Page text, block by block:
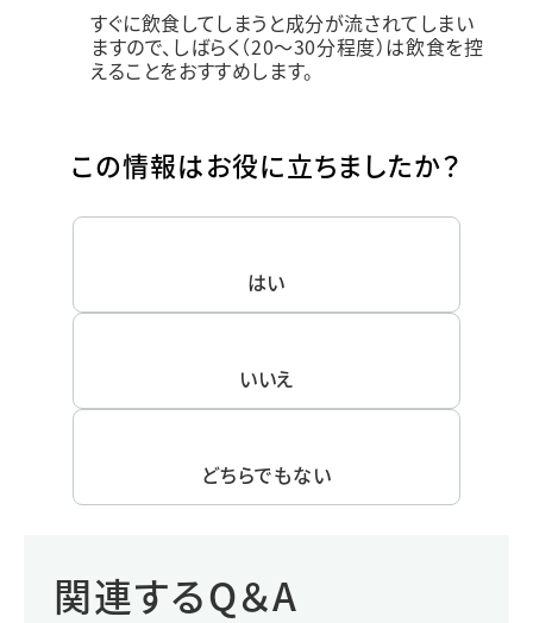
すぐに飲食してしまうと成分が流されてしまい
ますので、しばらく（20～30分程度）は飲食を控
えることをおすすめします。
この情報はお役に立ちましたか？
はい
いいえ
どちらでもない
関連するQ＆A